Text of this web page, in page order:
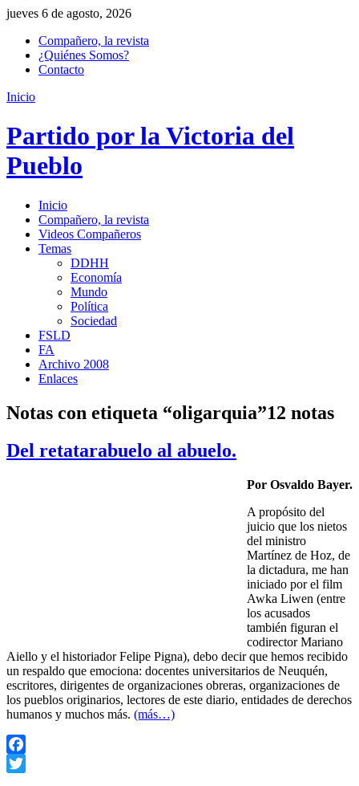
jueves 6 de agosto, 2026
Compañero, la revista
¿Quiénes Somos?
Contacto
Inicio
Partido por la Victoria del
Pueblo
Inicio
Compañero, la revista
Videos Compañeros
Temas
DDHH
Economía
Mundo
Política
Sociedad
FSLD
FA
Archivo 2008
Enlaces
Notas con etiqueta “oligarquia”12 notas
Del retatarabuelo al abuelo.
Por Osvaldo Bayer.
A propósito del
juicio que los nietos
del ministro
Martínez de Hoz, de
la dictadura, me han
iniciado por el film
Awka Liwen (entre
los acusados
también figuran el
codirector Mariano
Aiello y el historiador Felipe Pigna), debo decir que hemos recibido
un respaldo que emociona: docentes universitarios de Neuquén,
escritores, dirigentes de organizaciones obreras, organizaciones de
los pueblos originarios, lectores de este diario, entidades de derechos
humanos y muchos más. (más…)
Facebook